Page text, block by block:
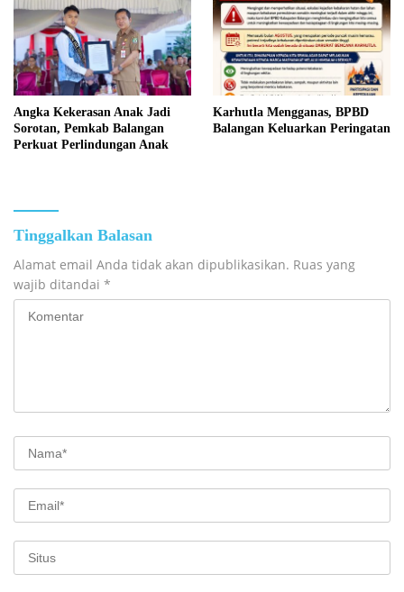
Angka Kekerasan Anak Jadi
Sorotan, Pemkab Balangan
Perkuat Perlindungan Anak
Karhutla Mengganas, BPBD
Balangan Keluarkan Peringatan
Tinggalkan Balasan
Alamat email Anda tidak akan dipublikasikan. Ruas yang
wajib ditandai *